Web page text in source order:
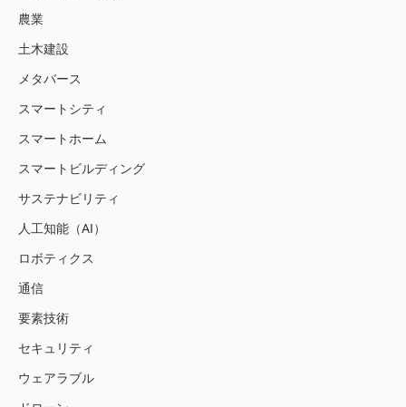
農業
土木建設
メタバース
スマートシティ
スマートホーム
スマートビルディング
サステナビリティ
人工知能（AI）
ロボティクス
通信
要素技術
セキュリティ
ウェアラブル